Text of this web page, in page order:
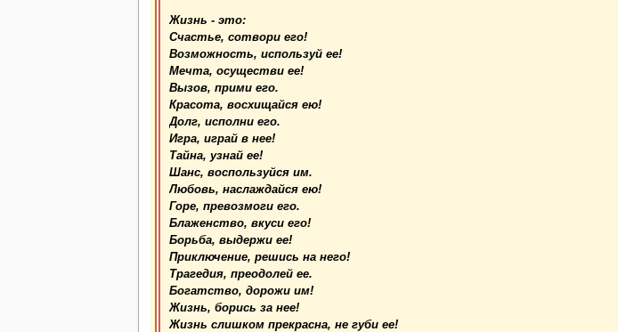
Жизнь - это:
Счастье, сотвори его!
Возможность, используй ее!
Мечта, осуществи ее!
Вызов, прими его.
Красота, восхищайся ею!
Долг, исполни его.
Игра, играй в нее!
Тайна, узнай ее!
Шанс, воспользуйся им.
Любовь, наслаждайся ею!
Горе, превозмоги его.
Блаженство, вкуси его!
Борьба, выдержи ее!
Приключение, решись на него!
Трагедия, преодолей ее.
Богатство, дорожи им!
Жизнь, борись за нее!
Жизнь слишком прекрасна, не губи ее!